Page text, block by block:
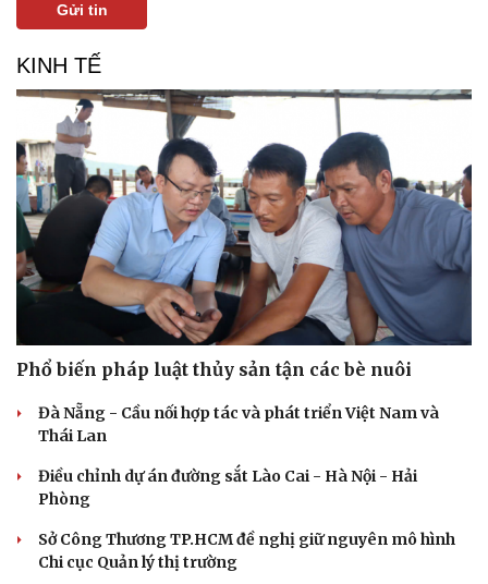
Pháp luật
Gửi tin
KINH TẾ
Phổ biến pháp luật thủy sản tận các bè nuôi
Đà Nẵng - Cầu nối hợp tác và phát triển Việt Nam và
Thái Lan
Điều chỉnh dự án đường sắt Lào Cai - Hà Nội - Hải
Phòng
Sở Công Thương TP.HCM đề nghị giữ nguyên mô hình
Chi cục Quản lý thị trường